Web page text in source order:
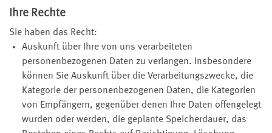
Ihre Rechte
Sie haben das Recht:
Auskunft über Ihre von uns verarbeiteten
personenbezogenen Daten zu verlangen. Insbesondere
können Sie Auskunft über die Verarbeitungszwecke, die
Kategorie der personenbezogenen Daten, die Kategorien
von Empfängern, gegenüber denen Ihre Daten offengelegt
wurden oder werden, die geplante Speicherdauer, das